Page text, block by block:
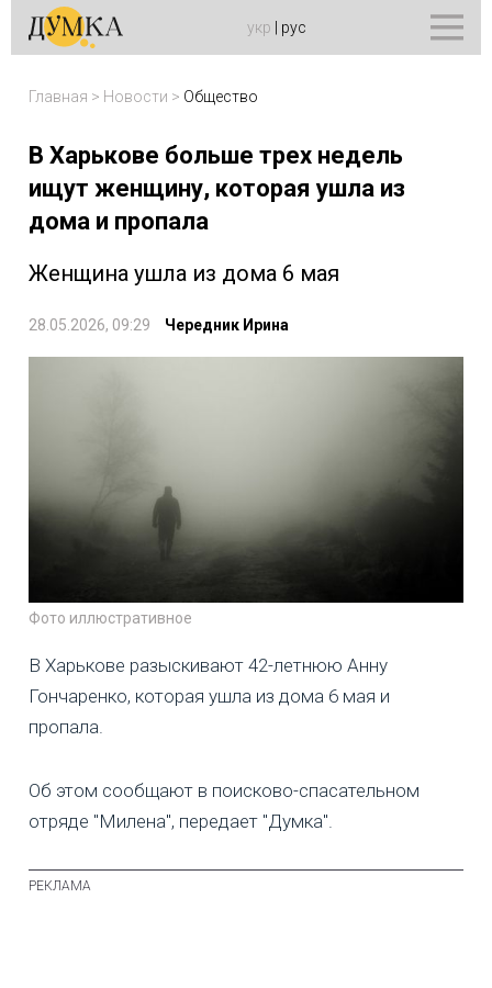
укр рус
Главная > Новости > Общество
В Харькове больше трех недель
ищут женщину, которая ушла из
дома и пропала
Женщина ушла из дома 6 мая
28.05.2026, 09:29 Чередник Ирина
Фото иллюстративное
В Харькове разыскивают 42-летнюю Анну
Гончаренко, которая ушла из дома 6 мая и
пропала.
Об этом сообщают в поисково-спасательном
отряде "Милена", передает "Думка".